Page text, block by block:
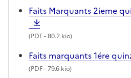
Faits Marquants 2ieme
(PDF- 80.2 kio)
Faits marquants 1ére
(PDF- 79.6 kio)